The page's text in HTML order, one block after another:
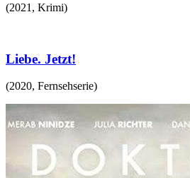
(2021 , Krimi)
Liebe. Jetzt!
(2020, Fernsehserie)